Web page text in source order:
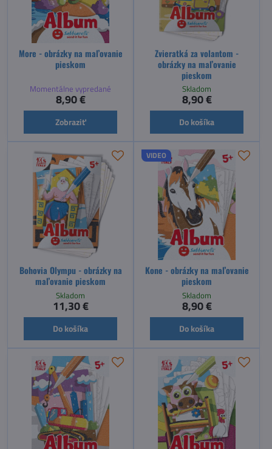
More - obrázky na maľovanie
pieskom
Momentálne vypredané
8,90 €
Zobraziť
Zvieratká za volantom -
obrázky na maľovanie
pieskom
Skladom
8,90 €
Do košíka
Bohovia Olympu - obrázky na
maľovanie pieskom
Skladom
11,30 €
Do košíka
VIDEO
Kone - obrázky na maľovanie
pieskom
Skladom
8,90 €
Do košíka